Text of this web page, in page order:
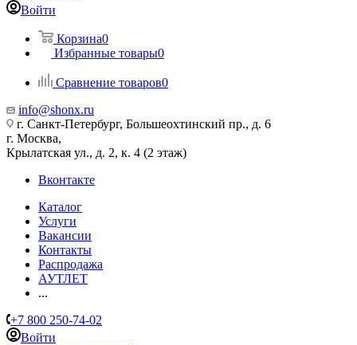
Войти
Корзина0
Избранные товары0
Сравнение товаров0
info@shonx.ru
г. Санкт-Петербург, Большеохтинский пр., д. 6
г. Москва,
Крылатская ул., д. 2, к. 4 (2 этаж)
Вконтакте
Каталог
Услуги
Вакансии
Контакты
Распродажа
АУТЛЕТ
...
+7 800 250-74-02
Войти